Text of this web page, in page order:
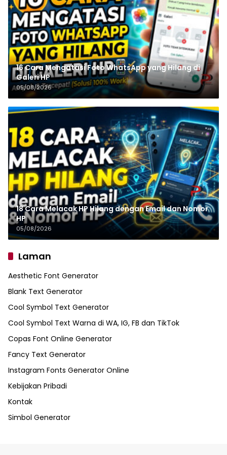
16 Cara Mengatasi Foto WhatsApp yang Hilang di
Galeri HP
05/08/2026
18 Cara Melacak HP Hilang dengan Email dan Nomor
HP
05/08/2026
Laman
Aesthetic Font Generator
Blank Text Generator
Cool Symbol Text Generator
Cool Symbol Text Warna di WA, IG, FB dan TikTok
Copas Font Online Generator
Fancy Text Generator
Instagram Fonts Generator Online
Kebijakan Pribadi
Kontak
Simbol Generator